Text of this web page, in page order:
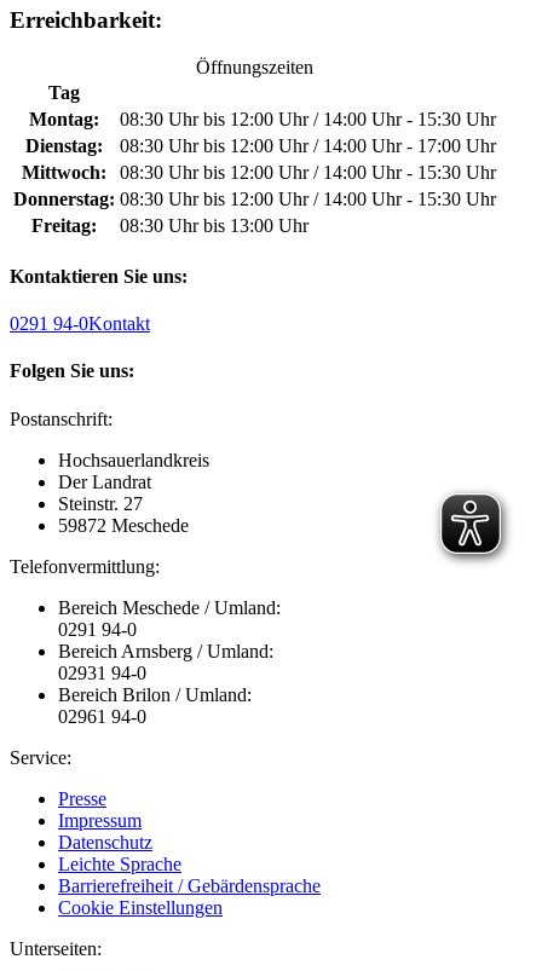
Erreichbarkeit:
Öffnungszeiten
Tag
Montag:
08:30 Uhr bis 12:00 Uhr / 14:00 Uhr - 15:30 Uhr
Dienstag:
08:30 Uhr bis 12:00 Uhr / 14:00 Uhr - 17:00 Uhr
Mittwoch:
08:30 Uhr bis 12:00 Uhr / 14:00 Uhr - 15:30 Uhr
Donnerstag: 08:30 Uhr bis 12:00 Uhr / 14:00 Uhr - 15:30 Uhr
Freitag:
08:30 Uhr bis 13:00 Uhr
Kontaktieren Sie uns:
0291 94-0Kontakt
Folgen Sie uns:
Postanschrift:
Hochsauerlandkreis
Der Landrat
Steinstr. 27
59872 Meschede
Telefonvermittlung:
Bereich Meschede / Umland:
0291 94-0
Bereich Arnsberg / Umland:
02931 94-0
Bereich Brilon / Umland:
02961 94-0
Service:
Presse
Impressum
Datenschutz
Leichte Sprache
Barrierefreiheit / Gebärdensprache
Cookie Einstellungen
Unterseiten: